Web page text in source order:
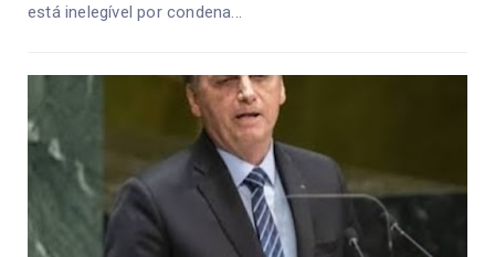
está inelegível por condena...